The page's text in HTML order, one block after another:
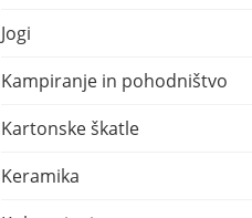
Jogi
Kampiranje in pohodništvo
Kartonske škatle
Keramika